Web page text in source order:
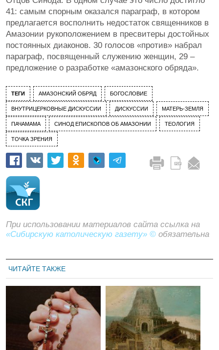
41: самым спорным оказался параграф, в котором
предлагается восполнить недостаток священников в
Амазонии рукоположением в пресвитеры достойных
постоянных диаконов. 30 голосов «против» набрал
параграф, посвященный служению женщин, 29 –
предложение о разработке «амазонского обряда».
ТЕГИ АМАЗОНСКИЙ ОБРЯД БОГОСЛОВИЕ
ВНУТРИЦЕРКОВНЫЕ ДИСКУССИИ ДИСКУССИИ МАТЕРЬ-ЗЕМЛЯ
ПАЧАМАМА СИНОД ЕПИСКОПОВ ОБ АМАЗОНИИ ТЕОЛОГИЯ
ТОЧКА ЗРЕНИЯ
При использовании материалов сайта ссылка на
«Сибирскую католическую газету» © обязательна
ЧИТАЙТЕ ТАКЖЕ